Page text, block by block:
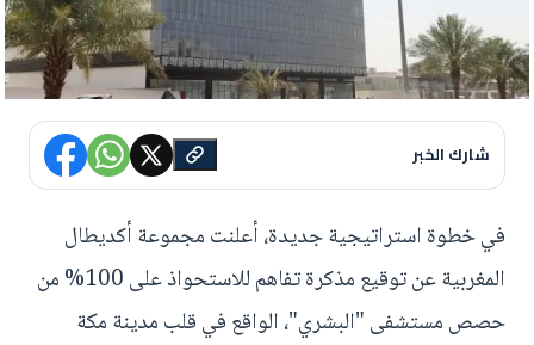
شارك الخبر
في خطوة استراتيجية جديدة، أعلنت مجموعة أكديطال
المغربية عن توقيع مذكرة تفاهم للاستحواذ على 100% من
حصص مستشفى "البشري"، الواقع في قلب مدينة مكة